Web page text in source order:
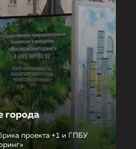
города
проекта +1 и ГПБУ